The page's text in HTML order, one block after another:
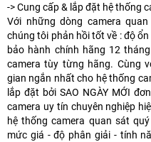
-> Cung cấp & lắp đặt hệ thống
Với những dòng camera
chúng tôi phản hồi tốt về : độ
bảo hành chính hãng 12
camera tùy từng hãng. Cùng
gian ngắn nhất cho hệ thống
lắp đặt bởi SAO NGÀY MỚI
camera uy tín chuyên nghiệp
hệ thống camera quan sát
mức giá - độ phân giải - tính